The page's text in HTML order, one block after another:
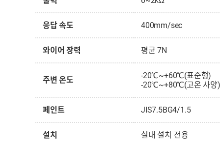
응답 속도 400mm/sec
와이어 장력 평균 7N
주변 온도
-20℃~+60℃(표준형)
-20℃~+80℃(고온 사양)
페인트 JIS7.5BG4/1.5
설치 실내 설치 전용